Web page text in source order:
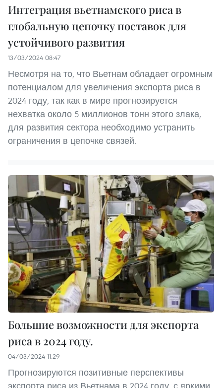
Интеграция вьетнамского риса в
глобальную цепочку поставок для
устойчивого развития
13/03/2024 08:47
Несмотря на то, что Вьетнам обладает огромным
потенциалом для увеличения экспорта риса в
2024 году, так как в мире прогнозируется
нехватка около 5 миллионов тонн этого злака,
для развития сектора необходимо устранить
ограничения в цепочке связей.
Большие возможности для экспорта
риса в 2024 году.
04/03/2024 11:29
Прогнозируются позитивные перспективы